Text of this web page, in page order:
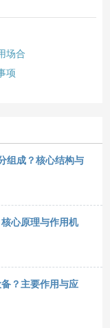
场合
项
组成？核心结构与
心原理与作用机
？主要作用与应